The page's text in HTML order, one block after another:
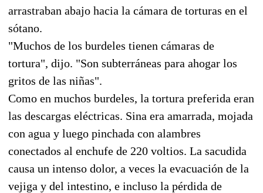
arrastraban abajo hacia la cámara de torturas en el
sótano.
"Muchos de los burdeles tienen cámaras de
tortura", dijo. "Son subterráneas para ahogar los
gritos de las niñas".
Como en muchos burdeles, la tortura preferida eran
las descargas eléctricas. Sina era amarrada, mojada
con agua y luego pinchada con alambres
conectados al enchufe de 220 voltios. La sacudida
causa un intenso dolor, a veces la evacuación de la
vejiga y del intestino, e incluso la pérdida de